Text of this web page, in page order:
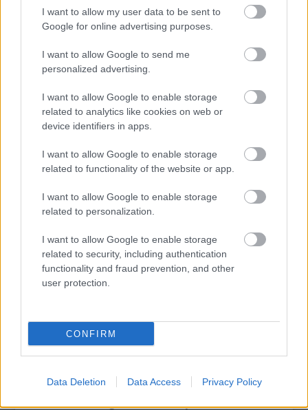
I want to allow my user data to be sent to
Google for online advertising purposes.
I want to allow Google to send me
personalized advertising.
I want to allow Google to enable storage
related to analytics like cookies on web or
device identifiers in apps.
I want to allow Google to enable storage
related to functionality of the website or app.
I want to allow Google to enable storage
related to personalization.
I want to allow Google to enable storage
related to security, including authentication
functionality and fraud prevention, and other
user protection.
CONFIRM
Data Deletion Data Access Privacy Policy
elmondásra gondolok. Nagyon sokan nem
tudják, hogy miről szól, mert annyira nehéz a
szövege, hogy elvesznek benne. Ezért lenne
érdemes megírni aBánk bán
parafrázisát,
állna az eredeti és az új szöveg.
Lehetne-e folytatni a sort a
Csongor és Tündé
hez nem nyúlnék,
ahhoz nem szabad, mert az nagyon lírai,
nagyon költészet, és annak a tartalma se
Bánk bán. Mert erről van szó, hogy a
Bánk
bánban nagyon sok mindent nem értünk
pontosan.
Spanyolországban nagy indulatokat
váltott ki. Hozzányúlhat egy nemzet a
saját klasszikusához, vagy muszáj